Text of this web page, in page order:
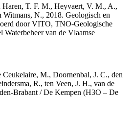
Haren, T. F. M., Heyvaert, V. M., A.,
N., 2018. Geologisch en
door VITO, TNO-Geologische
van de Vlaamse
M., Doornenbal, J. C., den
R., ten Veen, J. H., van de
Brabant / De Kempen (H3O – De